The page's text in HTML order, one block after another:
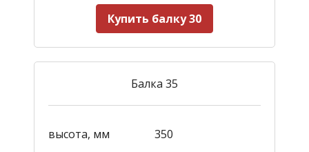
Купить балку 30
Балка 35
высота, мм
350